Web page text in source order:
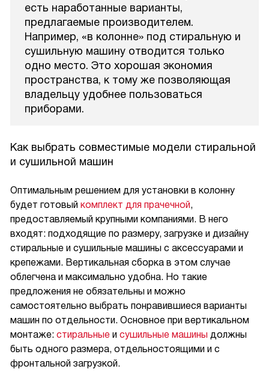
есть наработанные варианты,
предлагаемые производителем.
Например, «в колонне» под стиральную и
сушильную машину отводится только
одно место. Это хорошая экономия
пространства, к тому же позволяющая
владельцу удобнее пользоваться
приборами.
Как выбрать совместимые модели стиральной
и сушильной машин
Оптимальным решением для установки в колонну
будет готовый комплект для прачечной,
предоставляемый крупными компаниями. В него
входят: подходящие по размеру, загрузке и дизайну
стиральные и сушильные машины с аксессуарами и
крепежами. Вертикальная сборка в этом случае
облегчена и максимально удобна. Но такие
предложения не обязательны и можно
самостоятельно выбрать понравившиеся варианты
машин по отдельности. Основное при вертикальном
монтаже: стиральные и сушильные машины должны
быть одного размера, отдельностоящими и с
фронтальной загрузкой.